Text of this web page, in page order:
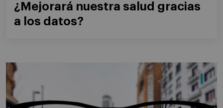
¿Mejorará nuestra salud gracias
a los datos?